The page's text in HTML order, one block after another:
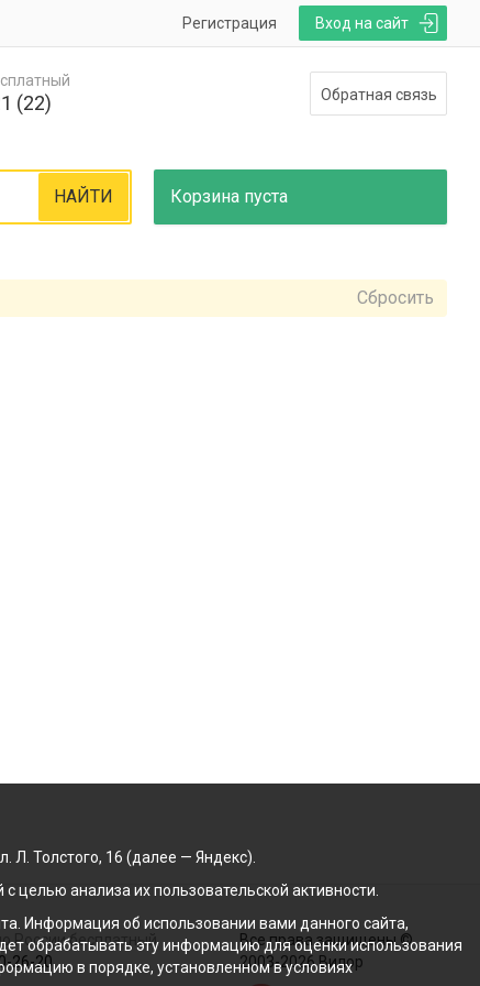
Вход на сайт
Регистрация
(22) Обратная связь
Корзина пуста
НАЙТИ
Сбросить
России бесплатный
26-20
Все права защищены ©
2003-2026 Вилор
Л. Толстого, 16 (далее — Яндекс).
анализа их пользовательской активности.
Информация об использовании вами данного сайта,
обрабатывать эту информацию для оценки использования
в порядке, установленном в условиях